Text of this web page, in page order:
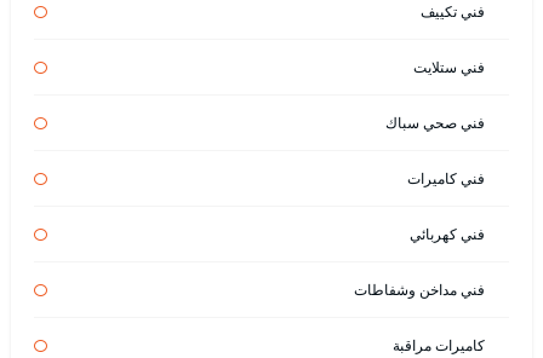
فني تكييف
فني ستلايت
فني صحي سباك
فني كاميرات
فني كهربائي
فني مداخن وشفاطات
كاميرات مراقبة